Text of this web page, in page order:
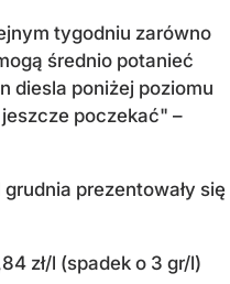
tygodniu zarówno
średnio potanieć
diesla poniżej poziomu
poczekać" –
prezentowały się
zł/l (spadek o 3 gr/l)